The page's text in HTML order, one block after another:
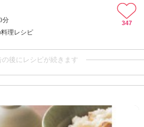
分
理レシピ
347
の後にレシピが続きます